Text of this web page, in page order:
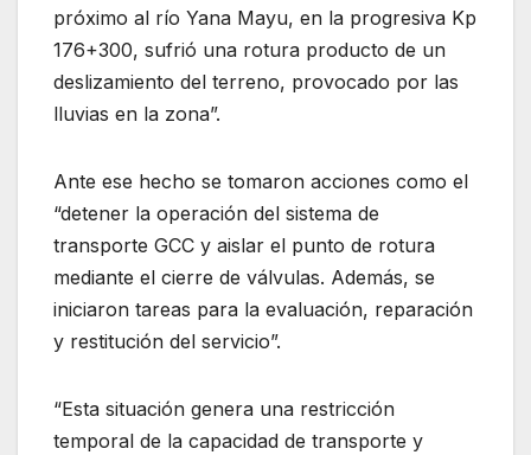
próximo al río Yana Mayu, en la progresiva Kp
176+300, sufrió una rotura producto de un
deslizamiento del terreno, provocado por las
lluvias en la zona”.
Ante ese hecho se tomaron acciones como el
“detener la operación del sistema de
transporte GCC y aislar el punto de rotura
mediante el cierre de válvulas. Además, se
iniciaron tareas para la evaluación, reparación
y restitución del servicio”.
“Esta situación genera una restricción
temporal de la capacidad de transporte y